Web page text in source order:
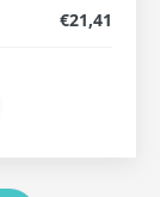
€21,41